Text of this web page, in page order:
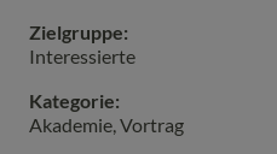
Zielgruppe:
Interessierte
Kategorie:
Akademie, Vortrag